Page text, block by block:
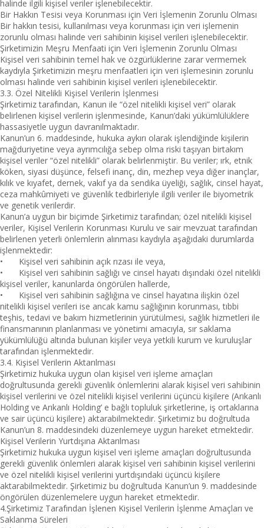
halinde ilgili kişisel veriler işlenebilecektir.
Bir Hakkın Tesisi veya Korunması için Veri İşlemenin Zorunlu Olması
Bir hakkın tesisi, kullanılması veya korunması için veri işlemenin
zorunlu olması halinde veri sahibinin kişisel verileri işlenebilecektir.
Şirketimizin Meşru Menfaati için Veri İşlemenin Zorunlu Olması
Kişisel veri sahibinin temel hak ve özgürlüklerine zarar vermemek
kaydıyla Şirketimizin meşru menfaatleri için veri işlemesinin zorunlu
olması halinde veri sahibinin kişisel verileri işlenebilecektir.
3.3. Özel Nitelikli Kişisel Verilerin İşlenmesi
Şirketimiz tarafından, Kanun ile “özel nitelikli kişisel veri” olarak
belirlenen kişisel verilerin işlenmesinde, Kanun’daki yükümlülüklere
hassasiyetle uygun davranılmaktadır.
Kanun’un 6. maddesinde, hukuka aykırı olarak işlendiğinde kişilerin
mağduriyetine veya ayrımcılığa sebep olma riski taşıyan birtakım
kişisel veriler “özel nitelikli” olarak belirlenmiştir. Bu veriler; ırk, etnik
köken, siyasi düşünce, felsefi inanç, din, mezhep veya diğer inançlar,
kılık ve kıyafet, dernek, vakıf ya da sendika üyeliği, sağlık, cinsel hayat,
ceza mahkûmiyeti ve güvenlik tedbirleriyle ilgili veriler ile biyometrik
ve genetik verilerdir.
Kanun’a uygun bir biçimde Şirketimiz tarafından; özel nitelikli kişisel
veriler, Kişisel Verilerin Korunması Kurulu ve sair mevzuat tarafından
belirlenen yeterli önlemlerin alınması kaydıyla aşağıdaki durumlarda
işlenmektedir:
•
Kişisel veri sahibinin açık rızası ile veya,
•
Kişisel veri sahibinin sağlığı ve cinsel hayatı dışındaki özel nitelikli
kişisel veriler, kanunlarda öngörülen hallerde,
•
Kişisel veri sahibinin sağlığına ve cinsel hayatına ilişkin özel
nitelikli kişisel verileri ise ancak kamu sağlığının korunması, tıbbi
teşhis, tedavi ve bakım hizmetlerinin yürütülmesi, sağlık hizmetleri ile
finansmanının planlanması ve yönetimi amacıyla, sır saklama
yükümlülüğü altında bulunan kişiler veya yetkili kurum ve kuruluşlar
tarafından işlenmektedir.
3.4. Kişisel Verilerin Aktarılması
Şirketimiz hukuka uygun olan kişisel veri işleme amaçları
doğrultusunda gerekli güvenlik önlemlerini alarak kişisel veri sahibinin
kişisel verilerini ve özel nitelikli kişisel verilerini üçüncü kişilere (Arıkanlı
Holding ve Arıkanlı Holding’ e bağlı topluluk şirketlerine, iş ortaklarına
ve sair üçüncü kişilere) aktarabilmektedir. Şirketimiz bu doğrultuda
Kanun’un 8. maddesindeki düzenlemeye uygun hareket etmektedir.
Kişisel Verilerin Yurtdışına Aktarılması
Şirketimiz hukuka uygun kişisel veri işleme amaçları doğrultusunda
gerekli güvenlik önlemleri alarak kişisel veri sahibinin kişisel verilerini
ve özel nitelikli kişisel verilerini yurtdışındaki üçüncü kişilere
aktarabilmektedir. Şirketimiz bu doğrultuda Kanun’un 9. maddesinde
öngörülen düzenlemelere uygun hareket etmektedir.
4.Şirketimiz Tarafından İşlenen Kişisel Verilerin İşlenme Amaçları ve
Saklanma Süreleri